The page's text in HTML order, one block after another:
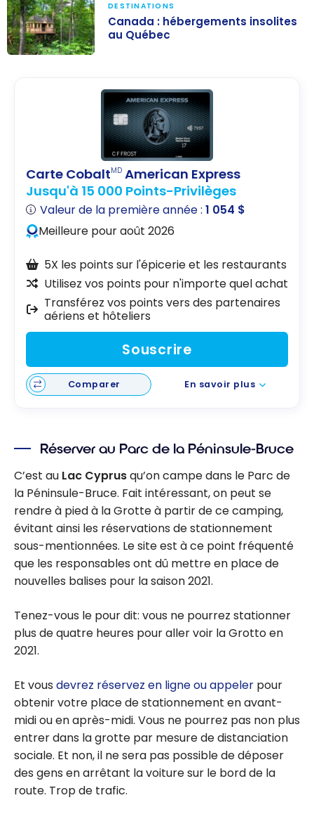
DESTINATIONS
Canada : hébergements insolites
au Québec
Carte CobaltMD American Express
Jusqu'à 15 000 Points-Privilèges
Valeur de la première année :1 054 $
Meilleure pour août 2026
5X les points sur l'épicerie et les restaurants
Utilisez vos points pour n'importe quel achat
Transférez vos points vers des partenaires
aériens et hôteliers
Souscrire
Comparer En savoir plus
Réserver au Parc de la Péninsule-Bruce
C’est au Lac Cyprusqu’on campe dans le Parc de
la Péninsule-Bruce. Fait intéressant, on peut se
rendre à pied à la Grotte à partir de ce camping,
évitant ainsi les réservations de stationnement
sous-mentionnées. Le site est à ce point fréquenté
que les responsables ont dû mettre en place de
nouvelles balises pour la saison 2021.
Tenez-vous le pour dit: vous ne pourrez stationner
plus de quatre heures pour aller voir la Grotto en
2021.
Et vous devrez réservez en ligne ou appeler pour
obtenir votre place de stationnement en avant-
midi ou en après-midi. Vous ne pourrez pas non plus
entrer dans la grotte par mesure de distanciation
sociale. Et non, il ne sera pas possible de déposer
des gens en arrêtant la voiture sur le bord de la
route. Trop de trafic.